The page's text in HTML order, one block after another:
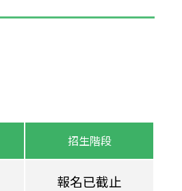
招生階段
報名已截止